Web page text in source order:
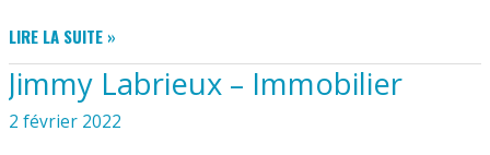
SYNTHESE
GESTION
VALÉRIE
HERBRETEAU
LIRE LA SUITE »
Jimmy Labrieux – Immobilier
2 février 2022